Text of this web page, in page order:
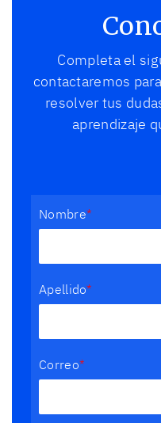
Completa el
contactaremos